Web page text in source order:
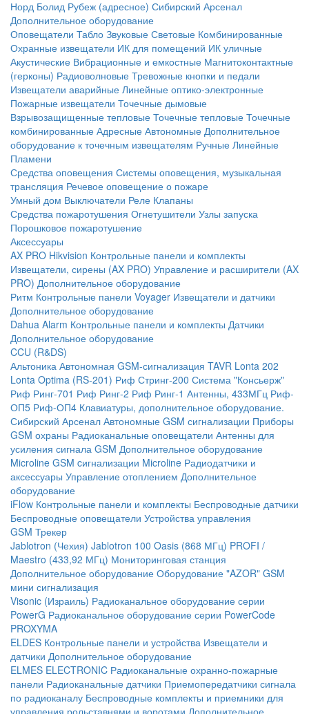
Норд Болид Рубеж (адресное) Сибирский Арсенал
Дополнительное оборудование
Оповещатели Табло Звуковые Световые Комбинированные
Охранные извещатели ИК для помещений ИК уличные
Акустические Вибрационные и емкостные Магнитоконтактные
(герконы) Радиоволновые Тревожные кнопки и педали
Извещатели аварийные Линейные оптико-электронные
Пожарные извещатели Точечные дымовые
Взрывозащищенные тепловые Точечные тепловые Точечные
комбинированные Адресные Автономные Дополнительное
оборудование к точечным извещателям Ручные Линейные
Пламени
Средства оповещения Системы оповещения, музыкальная
трансляция Речевое оповещение о пожаре
Умный дом Выключатели Реле Клапаны
Средства пожаротушения Огнетушители Узлы запуска
Порошковое пожаротушение
Аксессуары
AX PRO Hikvision Контрольные панели и комплекты
Извещатели, сирены (AX PRO) Управление и расширители (AX
PRO) Дополнительное оборудование
Ритм Контрольные панели Voyager Извещатели и датчики
Дополнительное оборудование
Dahua Alarm Контрольные панели и комплекты Датчики
Дополнительное оборудование
CCU (R&DS)
Альтоника Автономная GSM-сигнализация TAVR Lonta 202
Lonta Optima (RS-201) Риф Стринг-200 Система "Консьерж"
Риф Ринг-701 Риф Ринг-2 Риф Ринг-1 Антенны, 433МГц Риф-
ОП5 Риф-ОП4 Клавиатуры, дополнительное оборудование.
Сибирский Арсенал Автономные GSM сигнализации Приборы
GSM охраны Радиоканальные оповещатели Антенны для
усиления сигнала GSM Дополнительное оборудование
Microline GSM cигнализации Microline Радиодатчики и
аксессуары Управление отоплением Дополнительное
оборудование
iFlow Контрольные панели и комплекты Беспроводные датчики
Беспроводные оповещатели Устройства управления
GSM Трекер
Jablotron (Чехия) Jablotron 100 Oasis (868 МГц) PROFI /
Maestro (433,92 МГц) Мониторинговая станция
Дополнительное оборудование Оборудование "AZOR" GSM
мини сигнализация
Visonic (Израиль) Радиоканальное оборудование серии
PowerG Радиоканальное оборудование серии PowerCode
PROXYMA
ELDES Контрольные панели и устройства Извещатели и
датчики Дополнительное оборудование
ELMES ELECTRONIC Радиоканальные охранно-пожарные
панели Радиоканальные датчики Приемопередатчики сигнала
по радиоканалу Беспроводные комплекты и приемники для